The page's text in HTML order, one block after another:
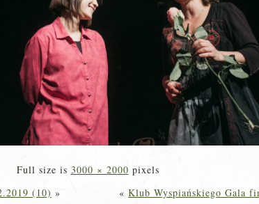
Full size is 3000 × 2000 pixels
(10) » « Klub Wyspiańskiego Gala